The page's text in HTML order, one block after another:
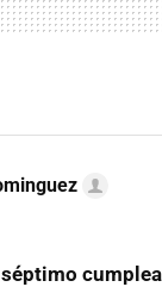
séptimo